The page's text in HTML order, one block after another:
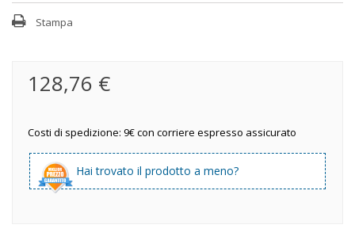
Stampa
128,76 €
Costi di spedizione: 9€ con corriere espresso assicurato
Hai trovato il prodotto a meno?